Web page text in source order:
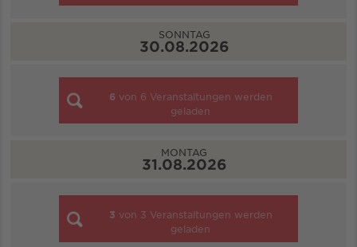
SONNTAG
30.08.2026
6 von 6 Veranstaltungen werden
geladen
MONTAG
31.08.2026
3 von 3 Veranstaltungen werden
geladen